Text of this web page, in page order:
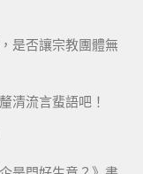
是否讓宗教團體無
清流言蜚語吧！